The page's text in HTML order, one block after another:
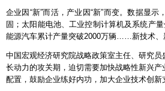
企业因“新”而活，产业因“新”而变。数据显
固；太阳能电池、工业控制计算机及系统产
能源汽车累计产量突破2000万辆……新技术、
中国宏观经济研究院战略政策室主任、研究
长动力的攻关期，迫切需要加快战略性新兴
配置，鼓励企业练好内功，加大企业技术创